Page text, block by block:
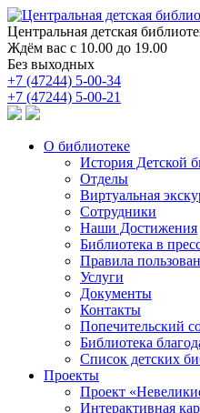
Центральная детская
Ждём вас с 10.00 до 19.00
Без выходных
+7 (47244) 5-00-34
+7 (47244) 5-00-21
О библиотеке
История Детской
Отделы
Виртуальная
Сотрудники
Наши Достижения
Библиотека в
Правила
Услуги
Документы
Контакты
Попечительский
Библиотека
Список детских
Проекты
Проект
Интерактивная